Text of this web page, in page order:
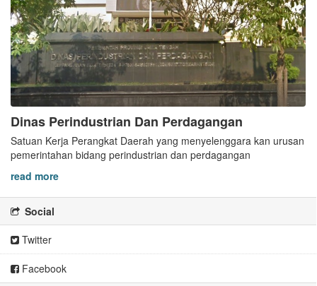
Dinas Perindustrian Dan Perdagangan
Satuan Kerja Perangkat Daerah yang menyelenggara kan urusan
pemerintahan bidang perindustrian dan perdagangan
read more
Social
Twitter
Facebook